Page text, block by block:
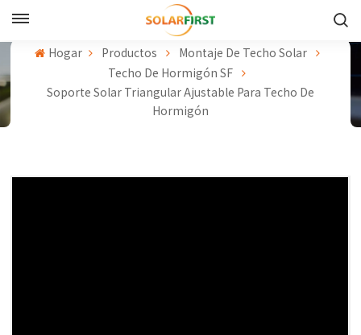
English
Hogar Productos
Montaje De Techo Solar
Techo De Hormigón SF
Soporte Solar Triangular Ajustable Para Techo De
Hormigón